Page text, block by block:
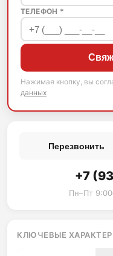
КЛЮЧЕВЫЕ
ТЕЛЕФОН *
Нажимая кнопку, вы
данных
Перезвонить
+7
Пн–Пт